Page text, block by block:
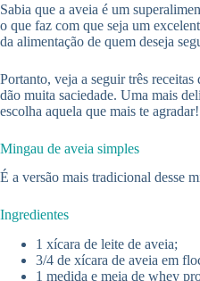
Sabia que a aveia é um
o que faz com que seja um
da alimentação de quem deseja
Portanto, veja a seguir três
dão muita saciedade. Uma mais
escolha aquela que mais te agradar!
Mingau de aveia simples
É a versão mais tradicional desse
Ingredientes
1 xícara de leite de aveia;
3/4 de xícara de aveia em
1 medida e meia de whey